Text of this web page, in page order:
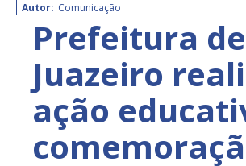
Autor: Comunicação
Prefeitura de
Juazeiro
ação